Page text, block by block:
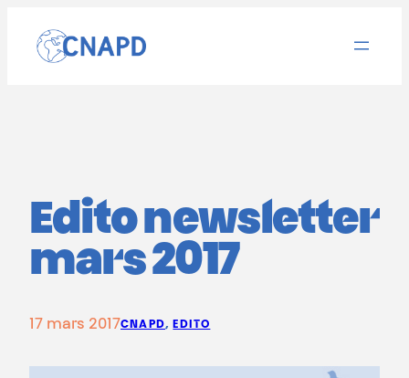
contenu
Edito newsletter
mars 2017
17 mars 2017CNAPD, EDITO